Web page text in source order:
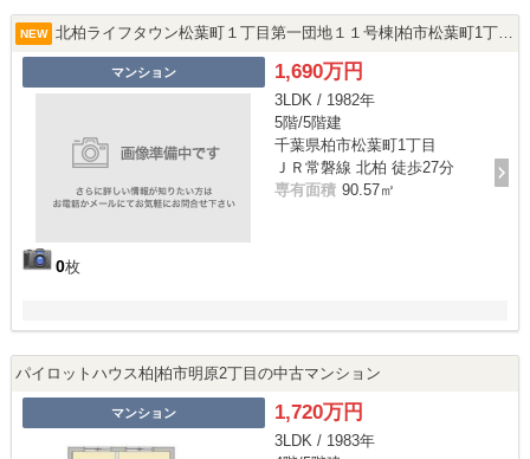
NEW 北柏ライフタウン松葉町１丁目第一団地１１号棟|柏市松葉町1丁目の中古マンション
マンション
0枚
1,690万円
3LDK / 1982年
5階/5階建
千葉県柏市松葉町1丁目
ＪＲ常磐線 北柏 徒歩27分
専有面積 90.57㎡
パイロットハウス柏|柏市明原2丁目の中古マンション
マンション 1,720万円
3LDK / 1983年